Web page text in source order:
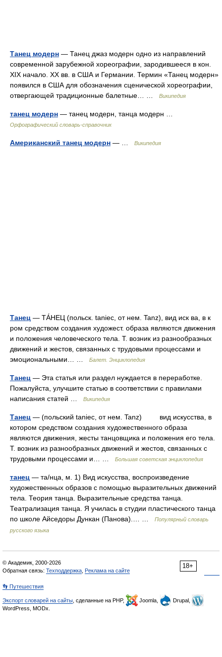
Танец модерн — Танец джаз модерн одно из направлений
современной зарубежной хореографии, зародившееся в кон.
XIX начало. XX вв. в США и Германии. Термин «Танец модерн»
появился в США для обозначения сценической хореографии,
отвергающей традиционные балетные… …
Википедия
танец модерн — танец модерн, танца модерн …
Орфографический словарь-справочник
Американский танец модерн — … Википедия
Танец — ТÁНЕЦ (польск. taniec, от нем. Tanz), вид иск ва, в к
ром средством создания художест. образа являются движения
и положения человеческого тела. Т. возник из разнообразных
движений и жестов, связанных с трудовыми процессами и
эмоциональными… …
Балет. Энциклопедия
Танец — Эта статья или раздел нуждается в переработке.
Пожалуйста, улучшите статью в соответствии с правилами
написания статей …
Википедия
Танец — (польский taniec, от нем. Tanz) вид искусства, в
котором средством создания художественного образа
являются движения, жесты танцовщика и положения его тела.
Т. возник из разнообразных движений и жестов, связанных с
трудовыми процессами и… …
Большая советская энциклопедия
танец — та/нца, м. 1) Вид искусства, воспроизведение
художественных образов с помощью выразительных движений
тела. Теория танца. Выразительные средства танца.
Театрализация танца. Я училась в студии пластического танца
по школе Айседоры Дункан (Панова).… …
Популярный словарь
русского языка
18+
© Академик, 2000-2026
Обратная связь: Техподдержка Реклама на сайте
👣 Путешествия
Экспорт словарей на сайты , сделанные на PHP, Joomla,
Drupal,
WordPress, MODx.